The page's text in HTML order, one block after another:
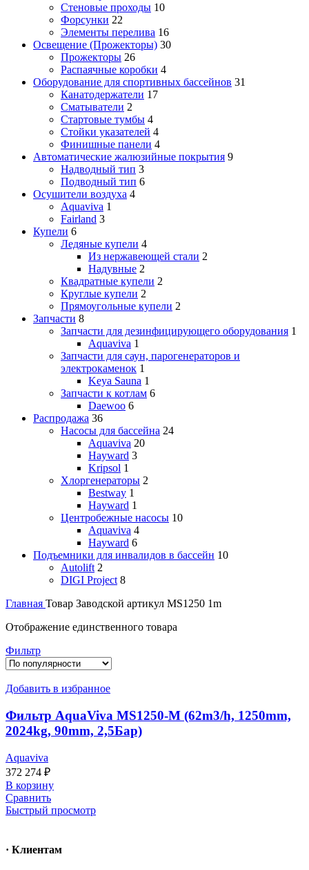
Стеновые проходы 10
Форсунки 22
Элементы перелива 16
Освещение (Прожекторы) 30
Прожекторы 26
Распаячные коробки 4
Оборудование для спортивных бассейнов 31
Канатодержатели 17
Сматыватели 2
Стартовые тумбы 4
Стойки указателей 4
Финишные панели 4
Автоматические жалюзийные покрытия 9
Надводный тип 3
Подводный тип 6
Осушители воздуха 4
Aquaviva 1
Fairland 3
Купели 6
Ледяные купели 4
Из нержавеющей стали 2
Надувные 2
Квадратные купели 2
Круглые купели 2
Прямоугольные купели 2
Запчасти 8
Запчасти для дезинфицирующего оборудования 1
Aquaviva 1
Запчасти для саун, парогенераторов и
электрокаменок 1
Keya Sauna 1
Запчасти к котлам 6
Daewoo 6
Распродажа 36
Насосы для бассейна 24
Aquaviva 20
Hayward 3
Kripsol 1
Хлоргенераторы 2
Bestway 1
Hayward 1
Центробежные насосы 10
Aquaviva 4
Hayward 6
Подъемники для инвалидов в бассейн 10
Autolift 2
DIGI Project 8
Главная Товар Заводской артикул MS1250 1m
Отображение единственного товара
Фильтр
Добавить в избранное
Фильтр AquaViva MS1250-M (62m3/h, 1250mm,
2024kg, 90mm, 2,5Бар)
Aquaviva
372 274 ₽
В корзину
Сравнить
Быстрый просмотр
· Клиентам